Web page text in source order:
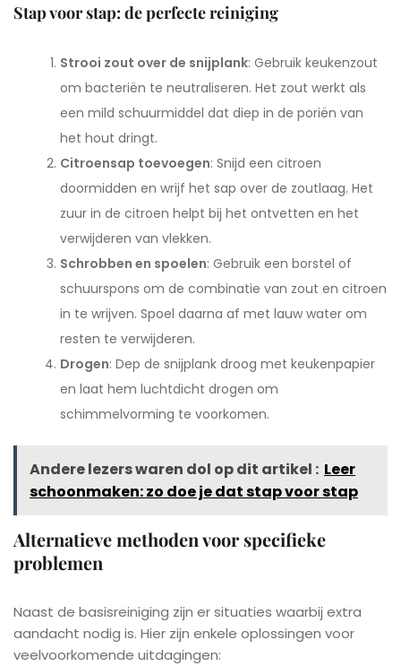
Stap voor stap: de perfecte reiniging
Strooi zout over de snijplank: Gebruik keukenzout
om bacteriën te neutraliseren. Het zout werkt als
een mild schuurmiddel dat diep in de poriën van
het hout dringt.
Citroensap toevoegen: Snijd een citroen
doormidden en wrijf het sap over de zoutlaag. Het
zuur in de citroen helpt bij het ontvetten en het
verwijderen van vlekken.
Schrobben en spoelen: Gebruik een borstel of
schuurspons om de combinatie van zout en citroen
in te wrijven. Spoel daarna af met lauw water om
resten te verwijderen.
Drogen: Dep de snijplank droog met keukenpapier
en laat hem luchtdicht drogen om
schimmelvorming te voorkomen.
Andere lezers waren dol op dit artikel : Leer
schoonmaken: zo doe je dat stap voor stap
Alternatieve methoden voor specifieke
problemen
Naast de basisreiniging zijn er situaties waarbij extra
aandacht nodig is. Hier zijn enkele oplossingen voor
veelvoorkomende uitdagingen: